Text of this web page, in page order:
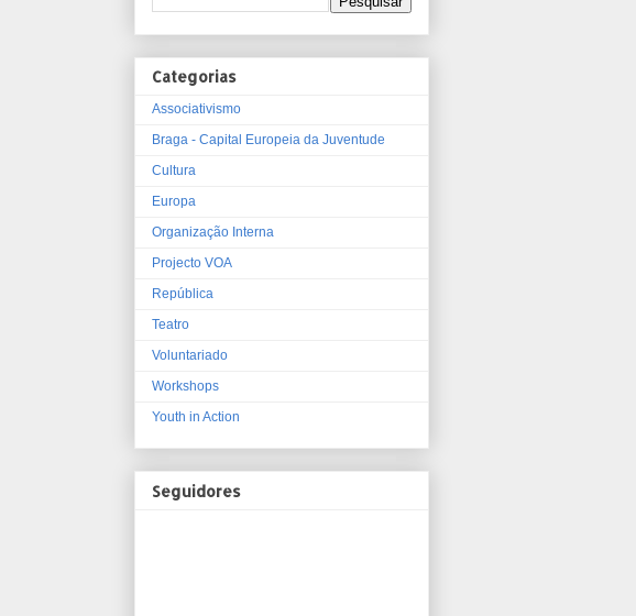
Categorias
Associativismo
Braga - Capital Europeia da Juventude
Cultura
Europa
Organização Interna
Projecto VOA
República
Teatro
Voluntariado
Workshops
Youth in Action
Seguidores